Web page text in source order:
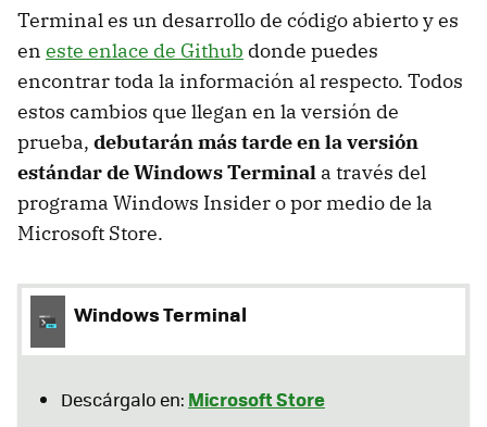
Terminal es un desarrollo de código abierto y es
en este enlace de Github donde puedes
encontrar toda la información al respecto. Todos
estos cambios que llegan en la versión de
prueba, debutarán más tarde en la versión
estándar de Windows Terminal a través del
programa Windows Insider o por medio de la
Microsoft Store.
Windows Terminal
Descárgalo en: Microsoft Store